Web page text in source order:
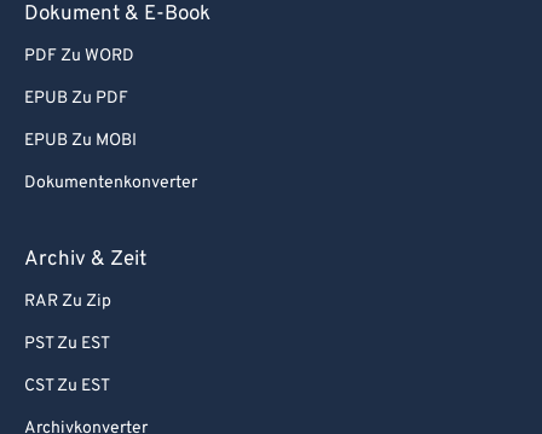
Dokument & E-Book
PDF Zu WORD
EPUB Zu PDF
EPUB Zu MOBI
Dokumentenkonverter
Archiv & Zeit
RAR Zu Zip
PST Zu EST
CST Zu EST
Archivkonverter